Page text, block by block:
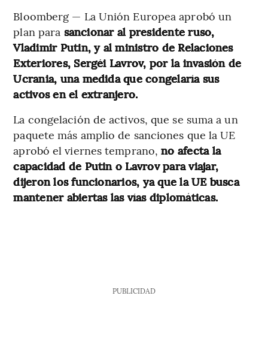
Bloomberg — La Unión Europea aprobó un
plan para sancionar al presidente ruso,
Vladimir Putin, y al ministro de Relaciones
Exteriores, Sergéi Lavrov, por la invasión de
Ucrania, una medida que congelaría sus
activos en el extranjero.
La congelación de activos, que se suma a un
paquete más amplio de sanciones que la UE
aprobó el viernes temprano,no afecta la
capacidad de Putin o Lavrov para viajar,
dijeron los funcionarios, ya que la UE busca
mantener abiertas las vías diplomáticas.
PUBLICIDAD